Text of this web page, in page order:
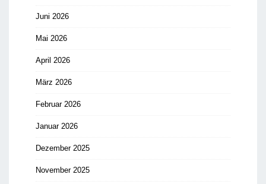
Juni 2026
Mai 2026
April 2026
März 2026
Februar 2026
Januar 2026
Dezember 2025
November 2025